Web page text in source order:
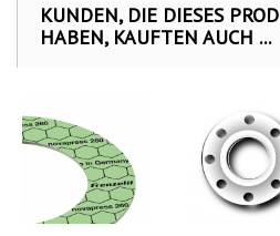
KUNDEN, DIE DIESES
HABEN, KAUFTEN AUCH ...